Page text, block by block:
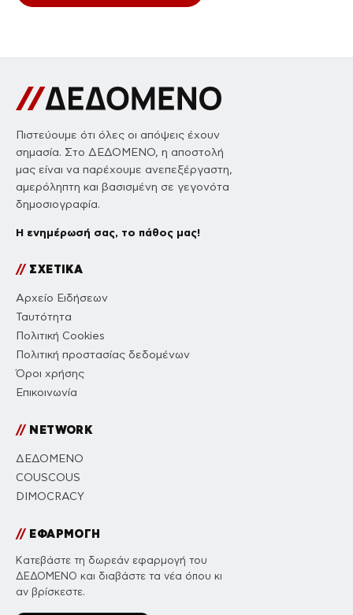
Πιστεύουμε ότι όλες οι απόψεις έχουν
σημασία. Στο ΔΕΔΟΜΕΝΟ, η αποστολή
μας είναι να παρέχουμε ανεπεξέργαστη,
αμερόληπτη και βασισμένη σε γεγονότα
δημοσιογραφία.
Η ενημέρωσή σας, το πάθος μας!
//ΣΧΕΤΙΚΑ
Αρχείο Ειδήσεων
Ταυτότητα
Πολιτική Cookies
Πολιτική προστασίας δεδομένων
Όροι χρήσης
Επικοινωνία
//NETWORK
ΔΕΔΟΜΕΝΟ
COUSCOUS
DIMOCRACY
//ΕΦΑΡΜΟΓΗ
Κατεβάστε τη δωρεάν εφαρμογή του
ΔΕΔΟΜΕΝΟ και διαβάστε τα νέα όπου κι
αν βρίσκεστε.